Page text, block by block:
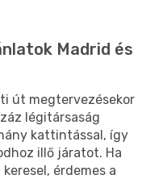
Madrid és
út megtervezésekor
légitársaság
kattintással, így
illő járatot. Ha
érdemes a